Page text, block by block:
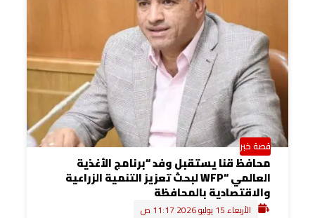
قصة خبر
محافظ قنا يستقبل وفد “برنامج الأغذية
العالمي “WFP لبحث تعزيز التنمية الزراعية
والاقتصادية بالمحافظة
الأربعاء 15 يوليو 2026 11:17 ص